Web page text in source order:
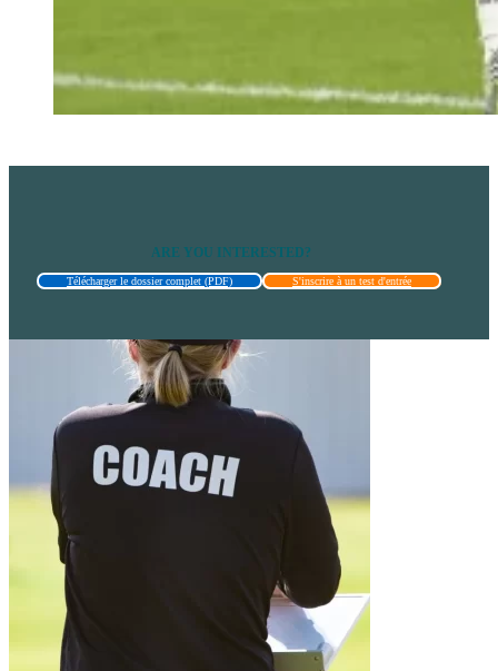
ARE YOU INTERESTED?
Télécharger le dossier complet (PDF) S'inscrire à un test d'entrée